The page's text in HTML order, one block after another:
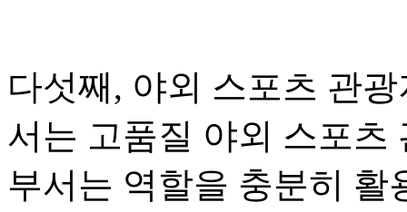
다섯째, 야외 스포츠 관
서는 고품질 야외 스포츠
부서는 역할을 충분히 활